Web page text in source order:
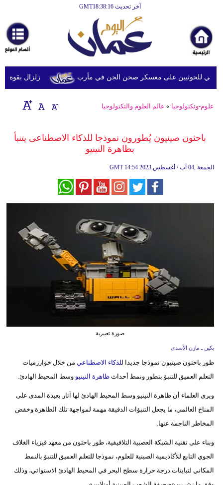
آخر تحديث GMT18:38:16
أخبارعاجلة
رياضة
ثقافة
إقتصاد
وموسيقى
وسفر
علوم
وتكنولوجيا
بيئة
أبراج
زلزال بقوة 6.3 درجة يضرب جنوب الفلبين دون تحذيرات من تسونامي أو أضرار فورية للحوثيين على معسكر صحن الجن في مأرب
علوم-وتكنولوجيا » عالم العلوم والتكنولوجيا
باحثون صينيون يُطورون نموذجا للذكاء الاصطناعى يتنبأ
بظاهرة النينيو
GMT 14:54 2023 الجمعة ,04 آب / أغسطس
صورة تعبيرية
بكين ـ مازن الأسدي
طور باحثون صينيون نموذجا جديدا للذكاء الاصطناعي من خلال خوارزميات
التعلم العميق للتنبؤ بتطور ونمط أحداثظاهرة النينيو وسط المحيط الهادئ.
ويرى العلماء أن ظاهرة النينيو وسط المحيط الهادئ لها آثار بعيدة المدى على
المناخ العالمي، ما يجعل التنبؤات الدقيقة مهمة لمواجهة تلك الظاهرة وخفض
المخاطر الناجمة عنها.
وبناء على تقنية الشبكة العصبية التلافيفية، طور باحثون من معهد فيزياء الغلاف
الجوي التابع للأكاديمية الصينية للعلوم، نموذجا للتعلم العميق للتنبؤ بالنمط
المكاني لتباينات درجة حرارة سطح البحر في المحيط الهادئ الاستوائي، وذلك